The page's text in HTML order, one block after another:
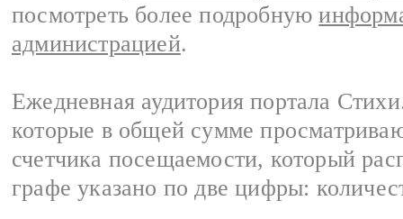
посмотреть более подробную
администрацией.
Ежедневная аудитория портала
которые в общей сумме
счетчика посещаемости, который
графе указано по две цифры: